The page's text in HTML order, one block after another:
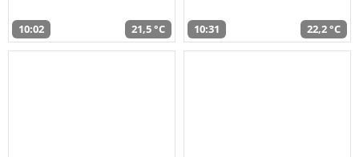
10:02 21,5 °C 10:31 22,2 °C